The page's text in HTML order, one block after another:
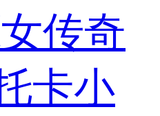
传奇
卡小